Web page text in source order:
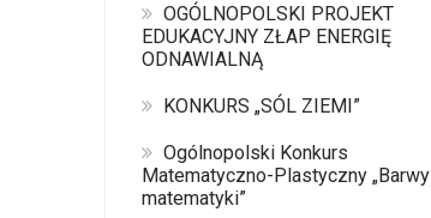
OGÓLNOPOLSKI PROJEKT
EDUKACYJNY ZŁAP ENERGIĘ
ODNAWIALNĄ
KONKURS „SÓL ZIEMI”
Ogólnopolski Konkurs
Matematyczno-Plastyczny „Barwy
matematyki”